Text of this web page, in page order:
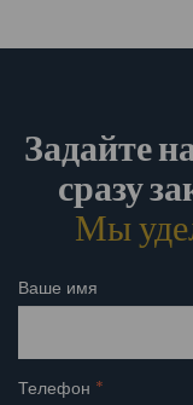
Задайте
сразу
Мы
Ваше имя
Телефон *